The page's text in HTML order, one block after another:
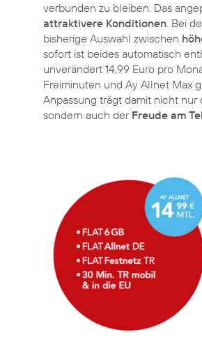
verbunden zu bleiben. Das
attraktivere Konditionen. Bei
bisherige Auswahl zwischen
sofort ist beides automatisch
unverändert 14,99 Euro pro
Freiminuten und Ay Allnet Max
Anpassung trägt damit nicht
sondern auch der Freude am